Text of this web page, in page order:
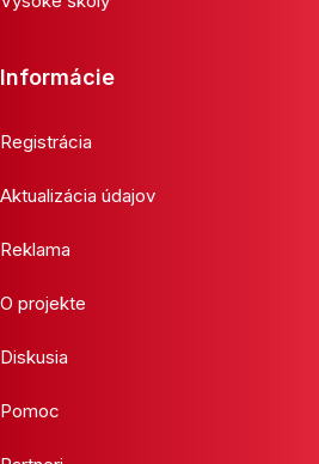
Informácie
Registrácia
Aktualizácia údajov
Reklama
O projekte
Diskusia
Pomoc